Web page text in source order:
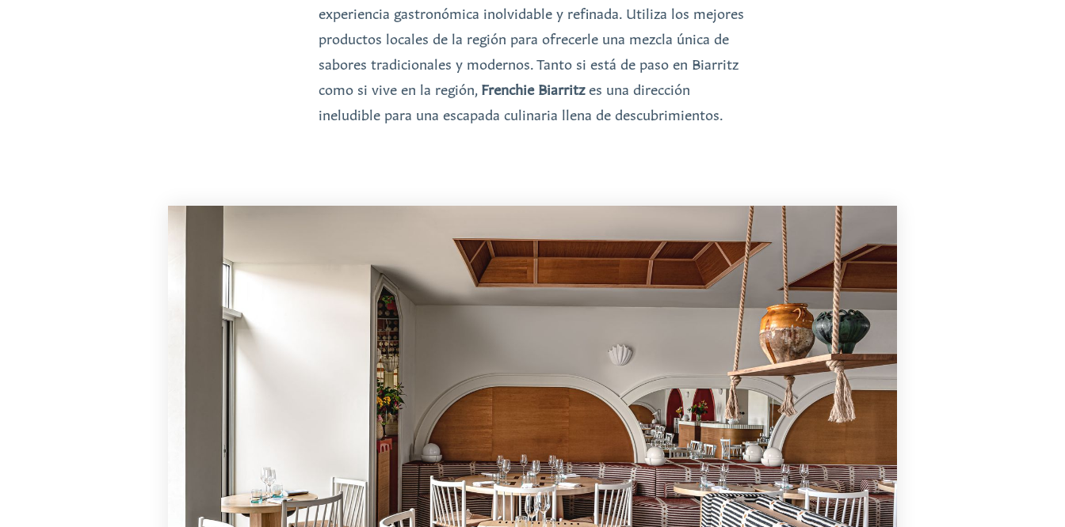
experiencia gastronómica inolvidable y refinada. Utiliza los mejores
productos locales de la región para ofrecerle una mezcla única de
sabores tradicionales y modernos. Tanto si está de paso en Biarritz
como si vive en la región,Frenchie Biarritzes una dirección
ineludible para una escapada culinaria llena de descubrimientos.